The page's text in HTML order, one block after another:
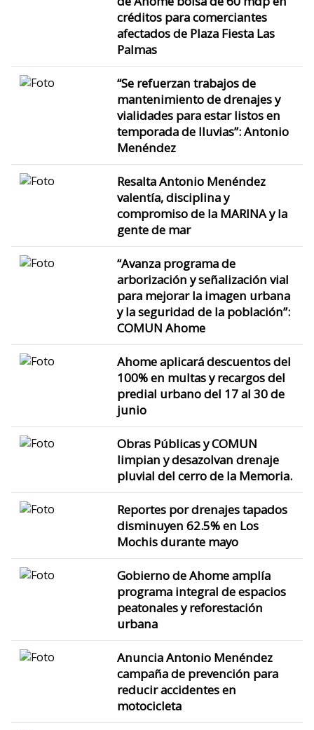
créditos para comerciantes
afectados de Plaza Fiesta Las
Palmas
“Se refuerzan trabajos de
mantenimiento de drenajes y
vialidades para estar listos en
temporada de lluvias”: Antonio
Menéndez
Resalta Antonio Menéndez
valentía, disciplina y
compromiso de la MARINA y la
gente de mar
“Avanza programa de
arborización y señalización vial
para mejorar la imagen urbana
y la seguridad de la población”:
COMUN Ahome
Ahome aplicará descuentos del
100% en multas y recargos del
predial urbano del 17 al 30 de
junio
Obras Públicas y COMUN
limpian y desazolvan drenaje
pluvial del cerro de la Memoria.
Reportes por drenajes tapados
disminuyen 62.5% en Los
Mochis durante mayo
Gobierno de Ahome amplía
programa integral de espacios
peatonales y reforestación
urbana
Anuncia Antonio Menéndez
campaña de prevención para
reducir accidentes en
motocicleta